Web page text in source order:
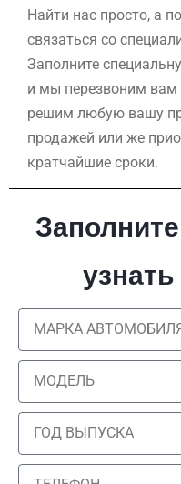
Найти нас просто, а
связаться со
Заполните
и мы перезвоним
решим любую вашу
продажей или же
кратчайшие сроки.